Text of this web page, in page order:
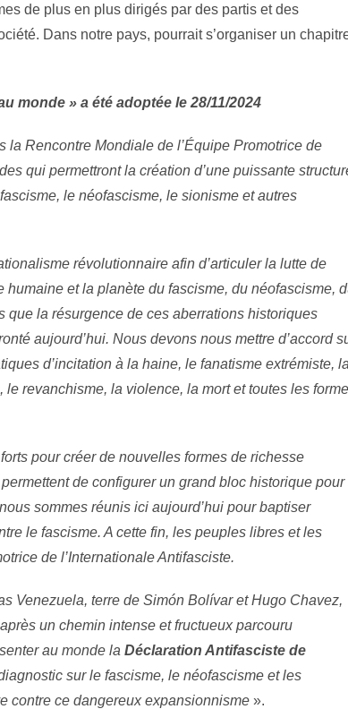
de plus en plus dirigés par des partis et des
Dans notre pays, pourrait s’organiser un
monde » a été adoptée le 28/11/2024
la Rencontre Mondiale de l’Équipe Promotrice de
qui permettront la création d’une puissante
le néofascisme, le sionisme et autres
révolutionnaire afin d’articuler la lutte de
et la planète du fascisme, du néofascisme,
que la résurgence de ces aberrations historiques
aujourd’hui. Nous devons nous mettre d’accord
d’incitation à la haine, le fanatisme extrémiste,
revanchisme, la violence, la mort et toutes les
pour créer de nouvelles formes de richesse
de configurer un grand bloc historique pour
sommes réunis ici aujourd’hui pour baptiser
le fascisme. A cette fin, les peuples libres et les
de l’Internationale Antifasciste.
Venezuela, terre de Simón Bolívar et Hugo Chavez,
un chemin intense et fructueux parcouru
au monde la Déclaration Antifasciste de
sur le fascisme, le néofascisme et les
contre ce dangereux expansionnisme ».